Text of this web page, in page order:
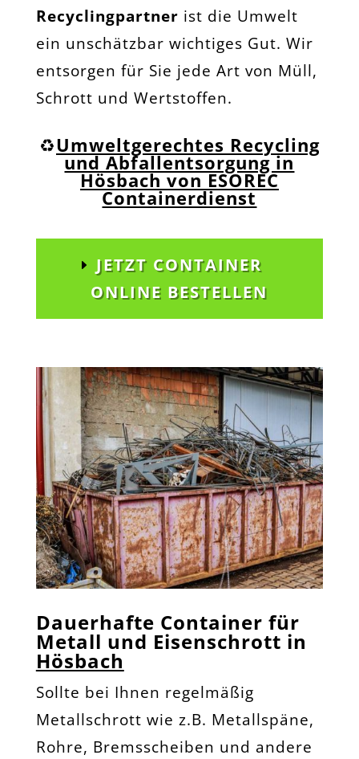
Recyclingpartner ist die Umwelt
ein unschätzbar wichtiges Gut. Wir
entsorgen für Sie jede Art von Müll,
Schrott und Wertstoffen.
♻️Umweltgerechtes Recycling
und Abfallentsorgung in
Hösbach von ESOREC
Containerdienst
JETZT CONTAINER
ONLINE BESTELLEN
Dauerhafte Container für
Metall und Eisenschrott in
Hösbach
Sollte bei Ihnen regelmäßig
Metallschrott wie z.B. Metallspäne,
Rohre, Bremsscheiben und andere